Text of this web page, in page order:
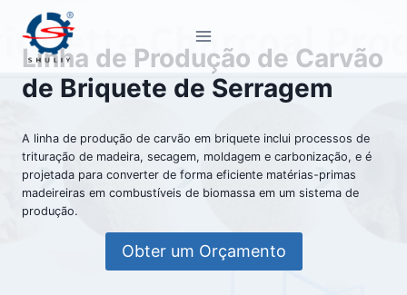
para
Conteúdo
Linha de Produção de Carvão
de Briquete de Serragem
A linha de produção de carvão em briquete inclui processos de
trituração de madeira, secagem, moldagem e carbonização, e é
projetada para converter de forma eficiente matérias-primas
madeireiras em combustíveis de biomassa em um sistema de
produção.
Obter um Orçamento